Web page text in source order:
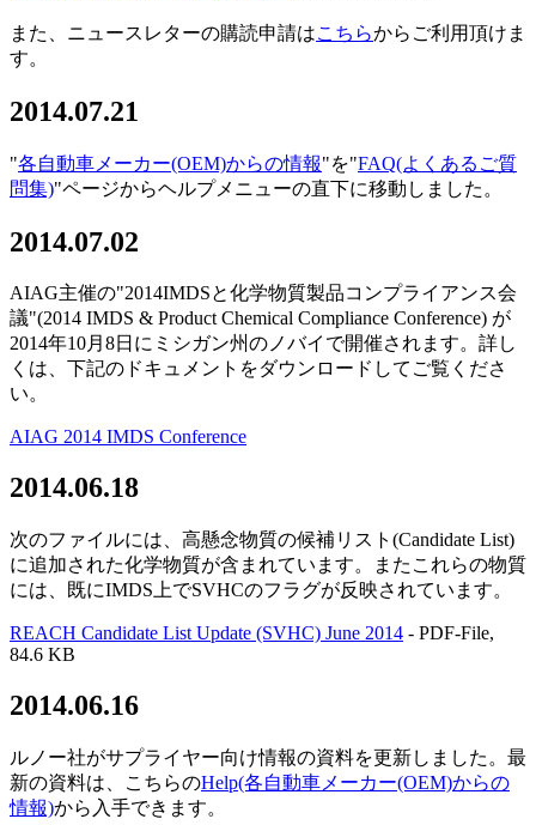
また、ニュースレターの購読申請はこちらからご利用頂けま
す。
2014.07.21
"各自動車メーカー(OEM)からの情報"を"FAQ(よくあるご質
問集)"ページからヘルプメニューの直下に移動しました。
2014.07.02
AIAG主催の"2014IMDSと化学物質製品コンプライアンス会
議"(2014 IMDS & Product Chemical Compliance Conference) が
2014年10月8日にミシガン州のノバイで開催されます。詳し
くは、下記のドキュメントをダウンロードしてご覧くださ
い。
AIAG 2014 IMDS Conference
2014.06.18
次のファイルには、高懸念物質の候補リスト(Candidate List)
に追加された化学物質が含まれています。またこれらの物質
には、既にIMDS上でSVHCのフラグが反映されています。
REACH Candidate List Update (SVHC) June 2014 - PDF-File,
84.6 KB
2014.06.16
ルノー社がサプライヤー向け情報の資料を更新しました。最
新の資料は、こちらのHelp(各自動車メーカー(OEM)からの
情報)から入手できます。